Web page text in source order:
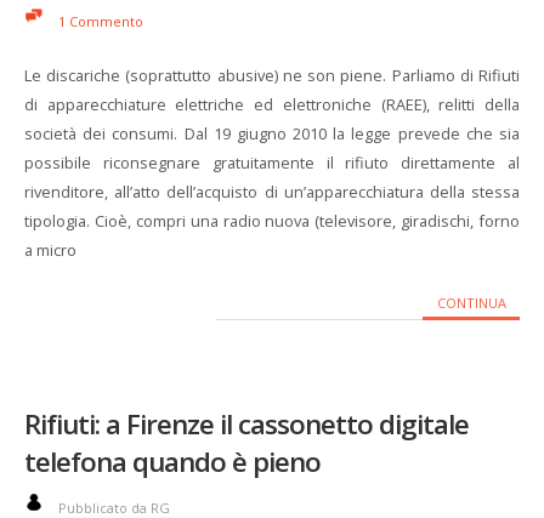
1 Commento
Le discariche (soprattutto abusive) ne son piene. Parliamo di Rifiuti
di apparecchiature elettriche ed elettroniche (RAEE), relitti della
società dei consumi. Dal 19 giugno 2010 la legge prevede che sia
possibile riconsegnare gratuitamente il rifiuto direttamente al
rivenditore, all’atto dell’acquisto di un’apparecchiatura della stessa
tipologia. Cioè, compri una radio nuova (televisore, giradischi, forno
a micro
CONTINUA
Rifiuti: a Firenze il cassonetto digitale
telefona quando è pieno
Pubblicato da RG